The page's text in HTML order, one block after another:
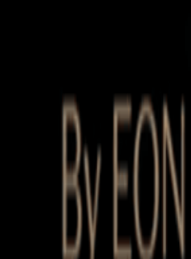
Startup Database